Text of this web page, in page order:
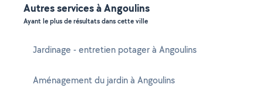
Autres services à Angoulins
Ayant le plus de résultats dans cette ville
Jardinage - entretien potager à Angoulins
Aménagement du jardin à Angoulins